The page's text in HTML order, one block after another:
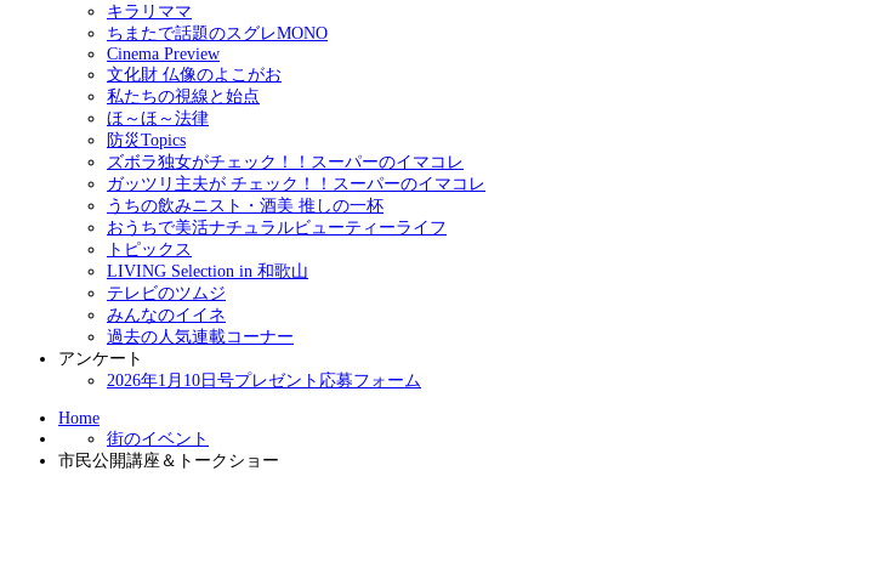
キラリママ
ちまたで話題のスグレMONO
Cinema Preview
文化財 仏像のよこがお
私たちの視線と始点
ほ～ほ～法律
防災Topics
ズボラ独女がチェック！！スーパーのイマコレ
ガッツリ主夫が チェック！！スーパーのイマコレ
うちの飲みニスト・酒美 推しの一杯
おうちで美活ナチュラルビューティーライフ
トピックス
LIVING Selection in 和歌山
テレビのツムジ
みんなのイイネ
過去の人気連載コーナー
アンケート
2026年1月10日号プレゼント応募フォーム
Home
街のイベント
市民公開講座＆トークショー